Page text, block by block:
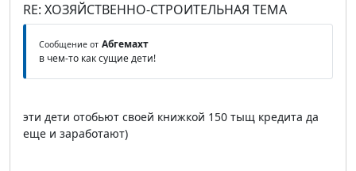
RE: ХОЗЯЙСТВЕННО-СТРОИТЕЛЬНАЯ ТЕМА
Сообщение от Абгемахт
в чем-то как сущие дети!
эти дети отобьют своей книжкой 150 тыщ кредита да
еще и заработают)